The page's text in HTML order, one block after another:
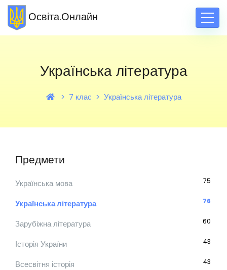
Освіта.Онлайн
Українська література
7 клас Українська література
Предмети
Українська мова 75
Українська література 76
Зарубіжна література 60
Історія України 43
Всесвітня історія 43